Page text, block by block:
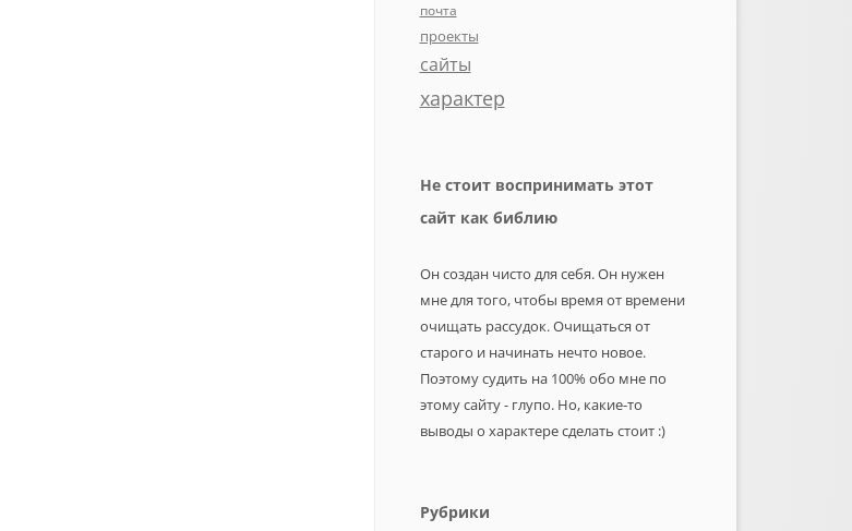
почта
проекты
сайты
характер
Не стоит воспринимать этот
сайт как библию
Он создан чисто для себя. Он нужен
мне для того, чтобы время от времени
очищать рассудок. Очищаться от
старого и начинать нечто новое.
Поэтому судить на 100% обо мне по
этому сайту - глупо. Но, какие-то
выводы о характере сделать стоит :)
Рубрики